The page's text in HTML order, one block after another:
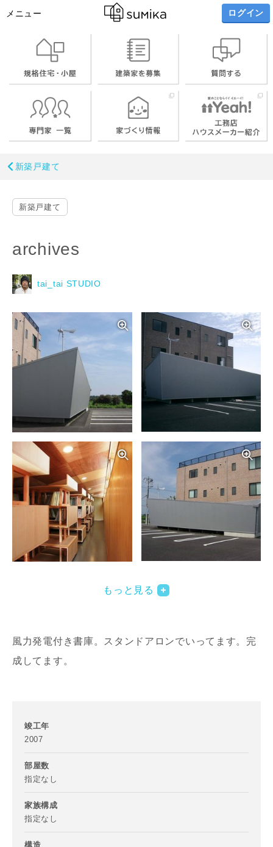
メニュー ログイン
新築戸建て
新築戸建て
archives
tai_tai STUDIO
写真を拡大する
写真を拡大する
もっと見る
風力発電付き書庫。スタンドアロンでいってます。完
成してます。
竣工年
2007
部屋数
指定なし
家族構成
指定なし
構造